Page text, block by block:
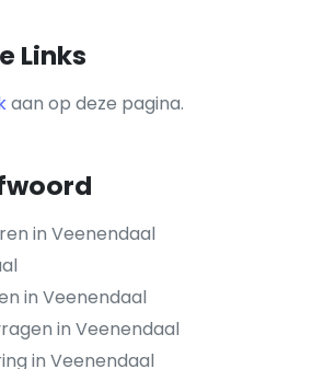
Links
aan op deze pagina.
in Veenendaal
in Veenendaal
in Veenendaal
in Veenendaal